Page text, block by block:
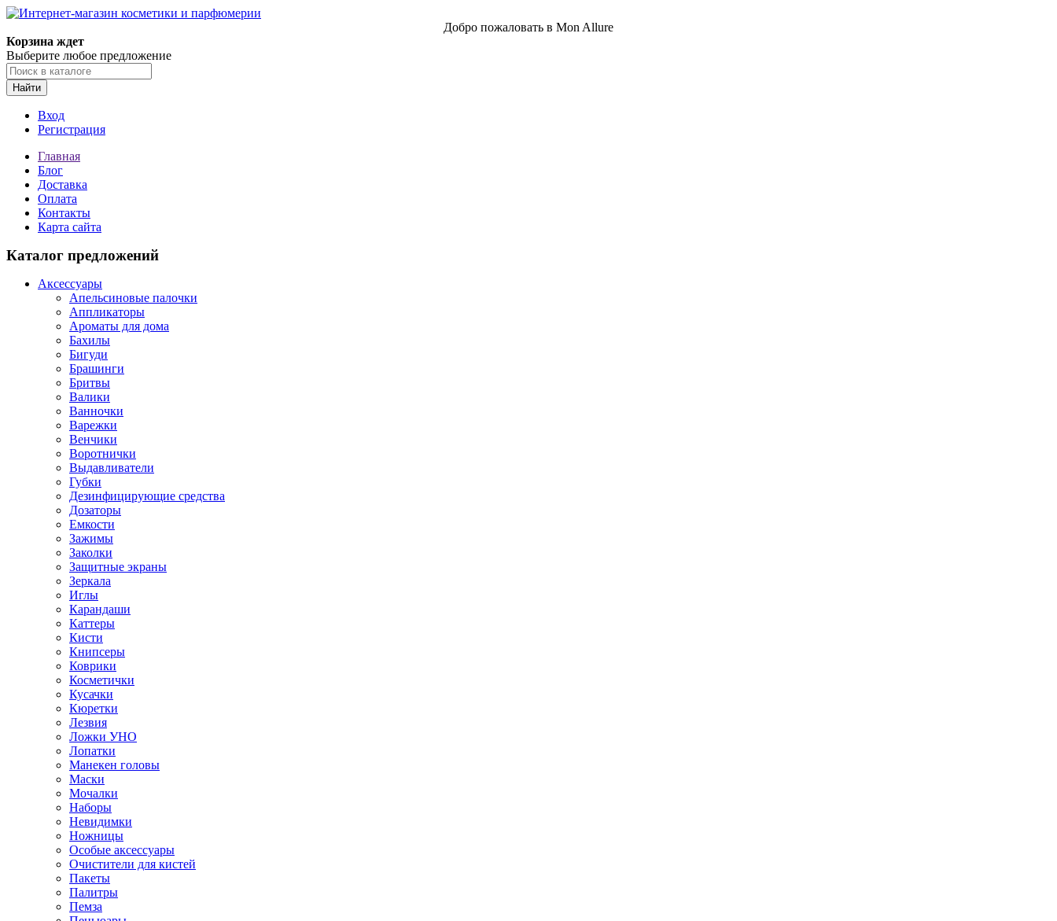
Добро пожаловать в Mon Allure
Корзина ждет
Выберите любое предложение
Найти
Вход
Регистрация
Главная
Блог
Доставка
Оплата
Контакты
Карта сайта
Каталог предложений
Аксессуары
Апельсиновые палочки
Аппликаторы
Ароматы для дома
Бахилы
Бигуди
Брашинги
Бритвы
Валики
Ванночки
Варежки
Венчики
Воротнички
Выдавливатели
Губки
Дезинфицирующие средства
Дозаторы
Емкости
Зажимы
Заколки
Защитные экраны
Зеркала
Иглы
Карандаши
Каттеры
Кисти
Книпсеры
Коврики
Косметички
Кусачки
Кюретки
Лезвия
Ложки УНО
Лопатки
Манекен головы
Маски
Мочалки
Наборы
Невидимки
Ножницы
Особые аксессуары
Очистители для кистей
Пакеты
Палитры
Пемза